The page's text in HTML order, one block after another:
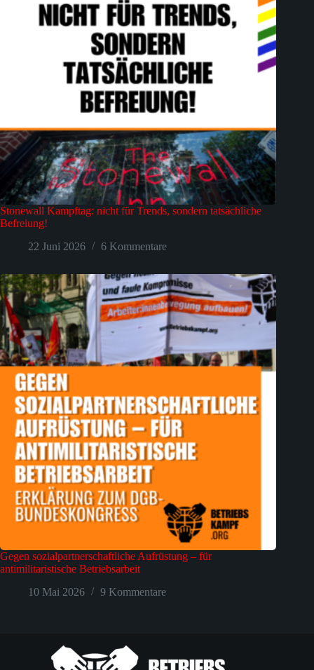
Stonewall Kampftag: nicht für Trends, sondern tatsächliche
Befreiung!
22 Juni 2026
6 Kommentare
Gegen sozialpartnerschaftliche Aufrüstung – für
antimilitaristische Betriebsarbeit
10 Mai 2026
9 Kommentare